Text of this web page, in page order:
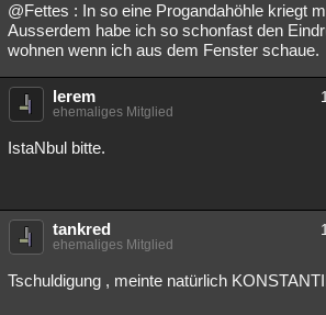
@Fettes : In so eine Progandahöhle kriegt
Ausserdem habe ich so schonfast den
wohnen wenn ich aus dem Fenster schaue.
lerem
ehemaliges Mitglied
IstaNbul bitte.
tankred
ehemaliges Mitglied
Tschuldigung , meinte natürlich